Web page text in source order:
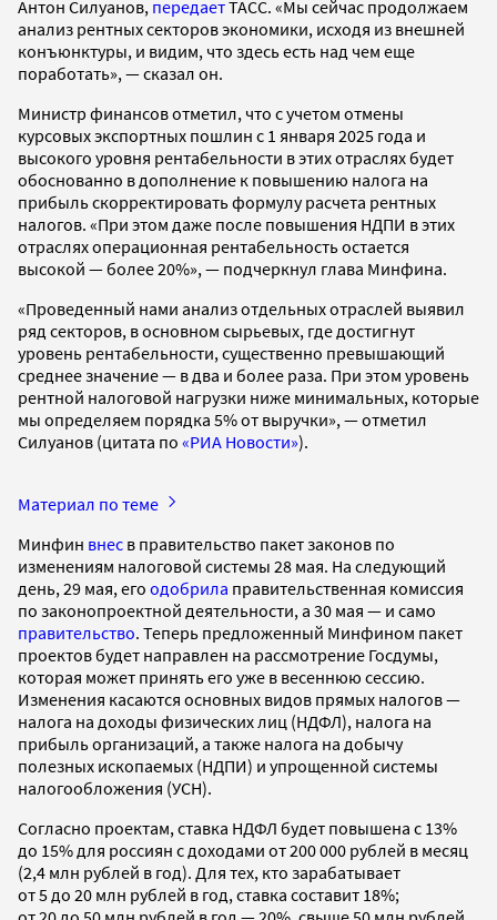
Антон Силуанов, передаетТАСС. «Мы сейчас продолжаем
анализ рентных секторов экономики, исходя из внешней
конъюнктуры, и видим, что здесь есть над чем еще
поработать», — сказал он.
Министр финансов отметил, что с учетом отмены
курсовых экспортных пошлин с 1 января 2025 года и
высокого уровня рентабельности в этих отраслях будет
обоснованно в дополнение к повышению налога на
прибыль скорректировать формулу расчета рентных
налогов. «При этом даже после повышения НДПИ в этих
отраслях операционная рентабельность остается
высокой — более 20%», — подчеркнул глава Минфина.
«Проведенный нами анализ отдельных отраслей выявил
ряд секторов, в основном сырьевых, где достигнут
уровень рентабельности, существенно превышающий
среднее значение — в два и более раза. При этом уровень
рентной налоговой нагрузки ниже минимальных, которые
мы определяем порядка 5% от выручки», — отметил
Силуанов (цитата по «РИА Новости»).
Материал по теме
Минфин внес в правительство пакет законов по
изменениям налоговой системы 28 мая. На следующий
день, 29 мая, его одобрила правительственная комиссия
по законопроектной деятельности, а 30 мая — и само
правительство. Теперь предложенный Минфином пакет
проектов будет направлен на рассмотрение Госдумы,
которая может принять его уже в весеннюю сессию.
Изменения касаются основных видов прямых налогов —
налога на доходы физических лиц (НДФЛ), налога на
прибыль организаций, а также налога на добычу
полезных ископаемых (НДПИ) и упрощенной системы
налогообложения (УСН).
Согласно проектам, ставка НДФЛ будет повышена с 13%
до 15% для россиян с доходами от 200 000 рублей в месяц
(2,4 млн рублей в год). Для тех, кто зарабатывает
от 5 до 20 млн рублей в год, ставка составит 18%;